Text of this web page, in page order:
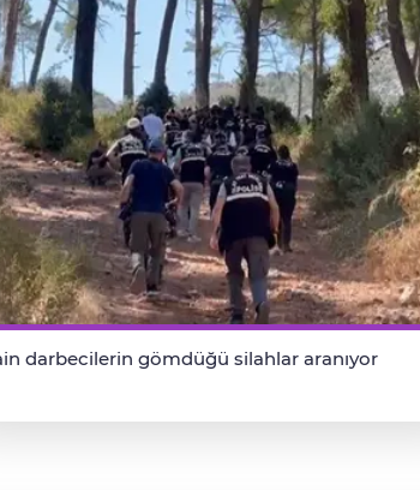
darbecilerin gömdüğü silahlar aranıyor